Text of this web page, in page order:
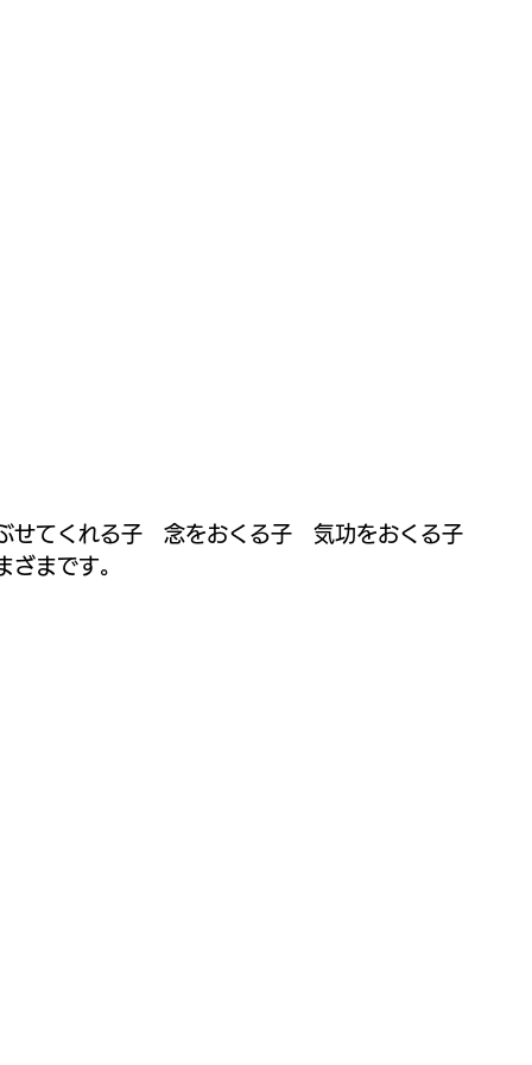
せてくれる子　念をおくる子　気功をおくる子
ざまです。